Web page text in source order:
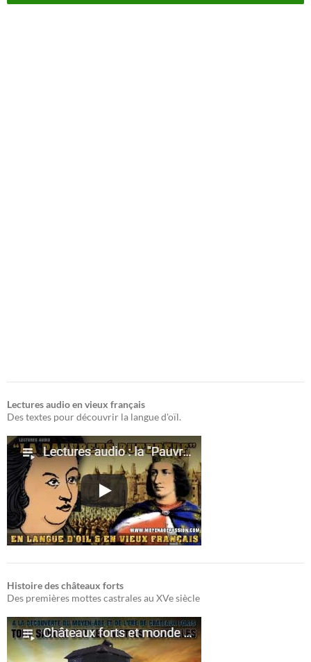
Lectures audio en vieux français
Des textes pour découvrir la langue d'oïl.
Histoire des châteaux forts
Des premières mottes castrales au XVe siècle